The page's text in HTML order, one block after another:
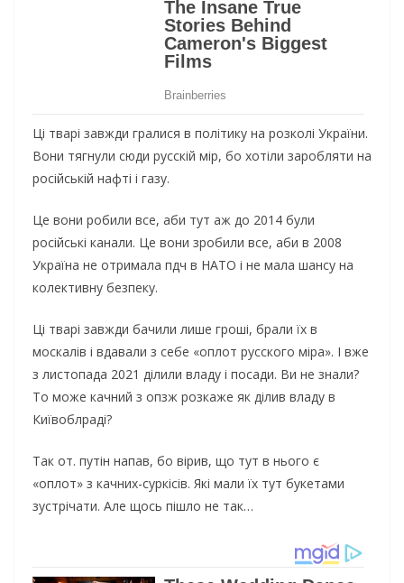
Ці тварі завжди гралися в політику на розколі України.
Вони тягнули сюди русскій мір, бо хотіли заробляти на
російській нафті і газу.
Це вони робили все, аби тут аж до 2014 були
російські канали. Це вони зробили все, аби в 2008
Україна не отримала пдч в НАТО і не мала шансу на
колективну безпеку.
Ці тварі завжди бачили лише гроші, брали їх в
москалів і вдавали з себе «оплот русского міра». І вже
з листопада 2021 ділили владу і посади. Ви не знали?
То може качний з опзж розкаже як ділив владу в
Київоблраді?
Так от. путін напав, бо вірив, що тут в нього є
«оплот» з качних-суркісів. Які мали їх тут букетами
зустрічати. Але щось пішло не так…